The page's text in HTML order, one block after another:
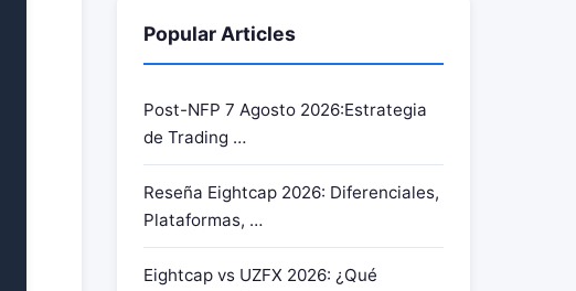
Popular Articles
Post-NFP 7 Agosto 2026:Estrategia
de Trading …
Reseña Eightcap 2026: Diferenciales,
Plataformas, …
Eightcap vs UZFX 2026: ¿Qué